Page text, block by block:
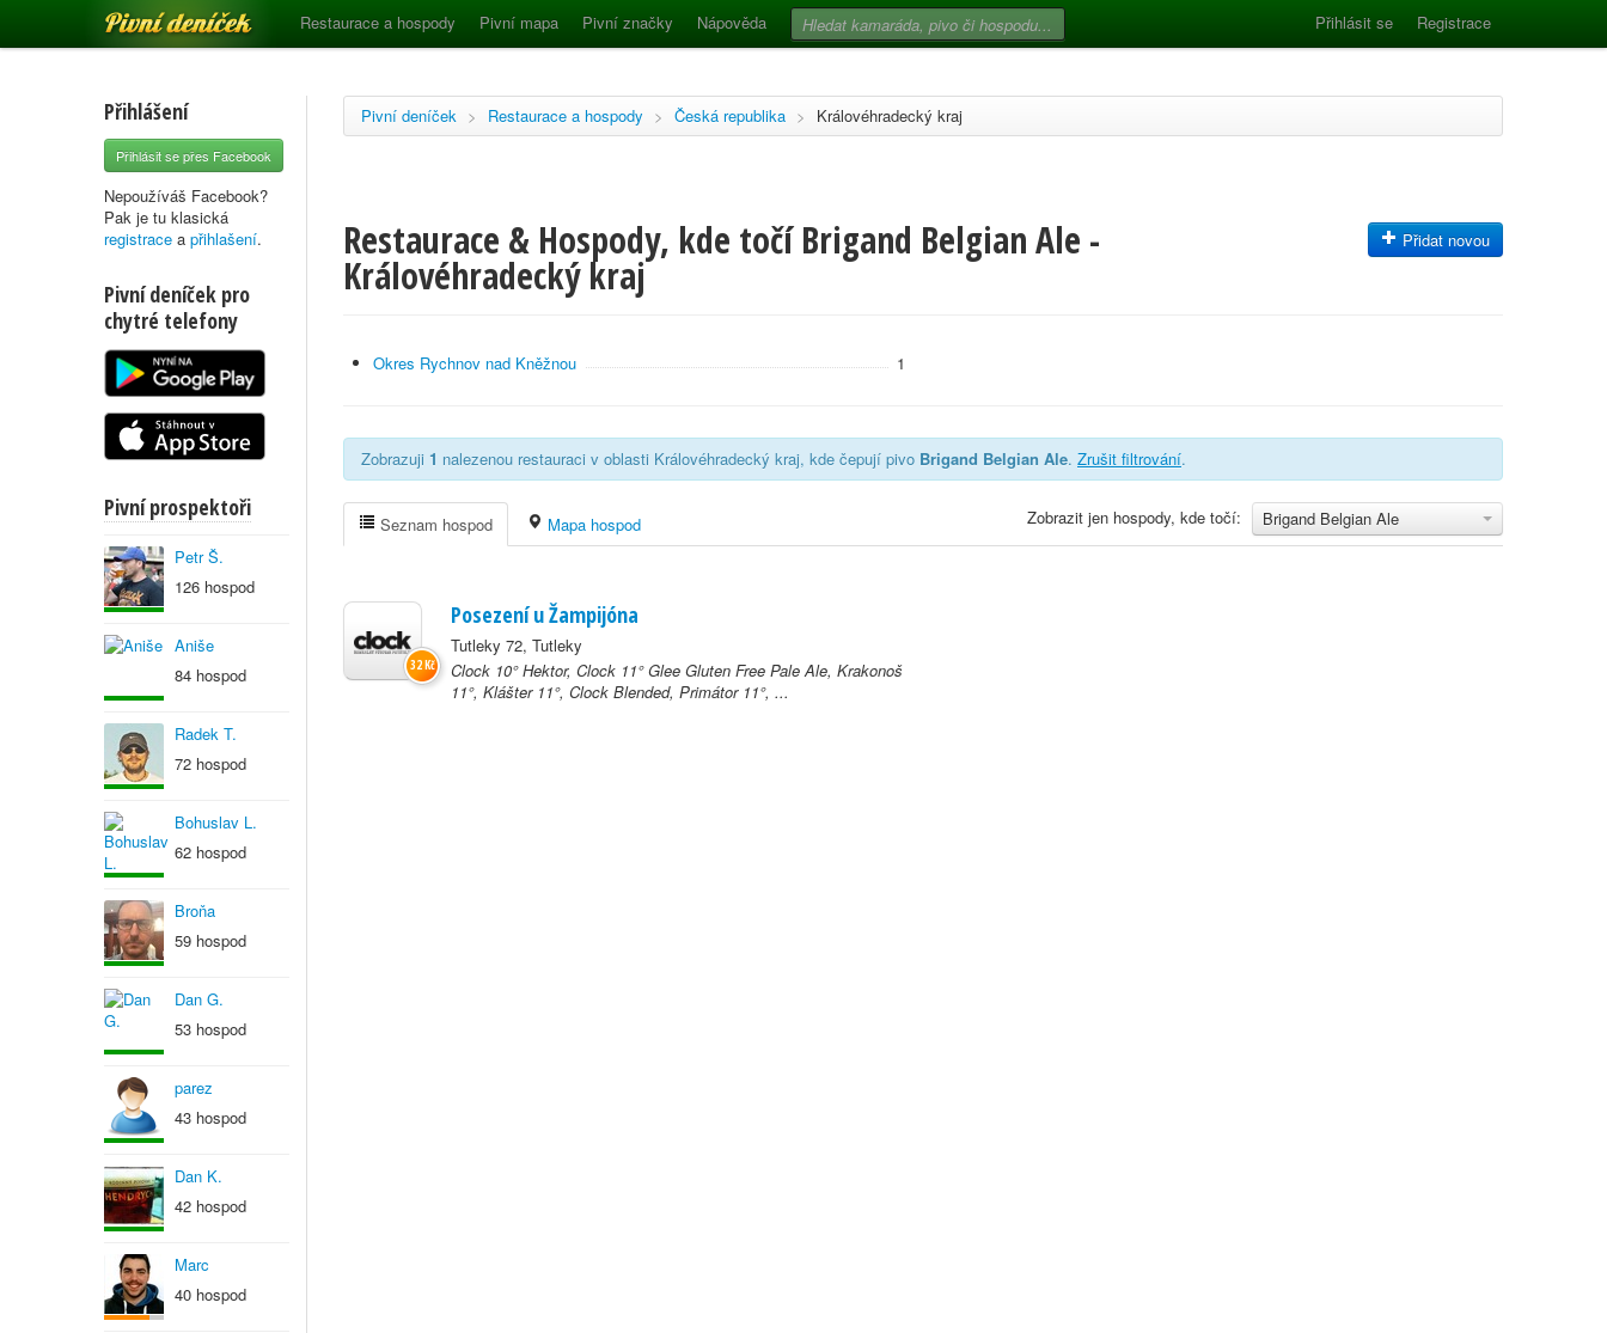
Pivní deníček Restaurace a hospody Pivní mapa Pivní značky Nápověda Přihlásit se Registrace
Přihlášení
Přihlásit se přes Facebook
Nepoužíváš Facebook?
Pak je tu klasická
registrace a přihlašení.
Pivní deníček pro
chytré telefony
Pivní prospektoři
Petr Š.
126 hospod
Aniše
84 hospod
Radek T.
72 hospod
Bohuslav L.
62 hospod
Broňa
59 hospod
Dan G.
53 hospod
parez
43 hospod
Dan K.
42 hospod
Marc
40 hospod
Pivní deníček > Restaurace a hospody > Česká republika > Královéhradecký kraj
Restaurace & Hospody, kde točí Brigand Belgian Ale -
Královéhradecký kraj
Přidat novou
Okres Rychnov nad Kněžnou 1
Zobrazuji 1 nalezenou restauraci v oblasti Královéhradecký kraj, kde čepují pivo Brigand Belgian Ale. Zrušit filtrování.
Brigand Belgian Ale
Zobrazit jen hospody, kde točí:
Seznam hospod Mapa hospod
Posezení u Žampijóna
Tutleky 72, Tutleky
Clock 10° Hektor, Clock 11° Glee Gluten Free Pale Ale, Krakonoš
11°, Klášter 11°, Clock Blended, Primátor 11°, ...
32 Kč